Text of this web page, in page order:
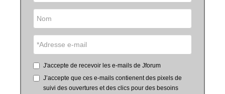
J'accepte de recevoir les e-mails de Jforum
J’accepte que ces e-mails contienent des pixels de
suivi des ouvertures et des clics pour des besoins